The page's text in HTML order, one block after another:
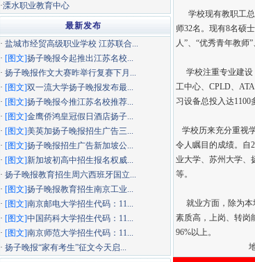
学校现有教职工总
师32名。现有8名硕
人”、“优秀青年教师
学校注重专业建设
工中心、CPLD、
习设备总投入达1100
学校历来充分重视
令人瞩目的成绩。自
业大学、苏州大学、
等。
就业方面，除为本
素质高，上岗、转岗
96%以上。
·溧水职业教育中心
最新发布
· 盐城市经贸高级职业学校 江苏联合...
· [图文]扬子晚报今起推出江苏名校...
· 扬子晚报作文大赛昨举行复赛下月...
· [图文]双一流大学扬子晚报发布最...
· [图文]扬子晚报今推江苏名校推荐...
· [图文]金鹰侨鸿皇冠假日酒店扬子...
· [图文]美英加扬子晚报招生广告三...
· [图文]扬子晚报招生广告新加坡公...
· [图文]新加坡初高中招生报名权威...
· 扬子晚报教育招生周六西班牙国立...
· [图文]扬子晚报教育招生南京工业...
· [图文]南京邮电大学招生代码：11...
· [图文]中国药科大学招生代码：11...
· [图文]南京师范大学招生代码：11...
· 扬子晚报“家有考生”征文今天启...